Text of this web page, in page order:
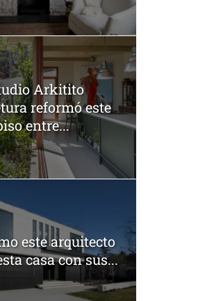
Arkitito
reformó este
entre...
este arquitecto
casa con sus...